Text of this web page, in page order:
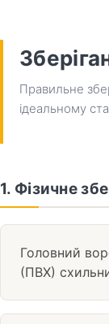
Правильне
ідеальному
1. Фізичне
Головний
(ПВХ)